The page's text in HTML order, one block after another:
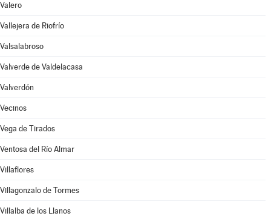
Valero
Vallejera de Riofrío
Valsalabroso
Valverde de Valdelacasa
Valverdón
Vecinos
Vega de Tirados
Ventosa del Río Almar
Villaflores
Villagonzalo de Tormes
Villalba de los Llanos